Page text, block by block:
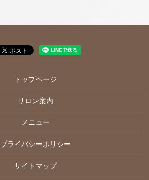
トップページ
サロン案内
メニュー
プライバシーポリシー
サイトマップ